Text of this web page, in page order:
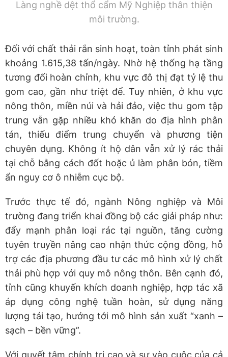
Làng nghề dệt thổ cẩm Mỹ Nghiệp thân thiện
môi trường.
Đối với chất thải rắn sinh hoạt, toàn tỉnh phát sinh
khoảng 1.615,38 tấn/ngày. Nhờ hệ thống hạ tầng
tương đối hoàn chỉnh, khu vực đô thị đạt tỷ lệ thu
gom cao, gần như triệt để. Tuy nhiên, ở khu vực
nông thôn, miền núi và hải đảo, việc thu gom tập
trung vẫn gặp nhiều khó khăn do địa hình phân
tán, thiếu điểm trung chuyển và phương tiện
chuyên dụng. Không ít hộ dân vẫn xử lý rác thải
tại chỗ bằng cách đốt hoặc ủ làm phân bón, tiềm
ẩn nguy cơ ô nhiễm cục bộ.
Trước thực tế đó, ngành Nông nghiệp và Môi
trường đang triển khai đồng bộ các giải pháp như:
đẩy mạnh phân loại rác tại nguồn, tăng cường
tuyên truyền nâng cao nhận thức cộng đồng, hỗ
trợ các địa phương đầu tư các mô hình xử lý chất
thải phù hợp với quy mô nông thôn. Bên cạnh đó,
tỉnh cũng khuyến khích doanh nghiệp, hợp tác xã
áp dụng công nghệ tuần hoàn, sử dụng năng
lượng tái tạo, hướng tới mô hình sản xuất “xanh –
sạch – bền vững”.
Với quyết tâm chính trị cao và sự vào cuộc của cả